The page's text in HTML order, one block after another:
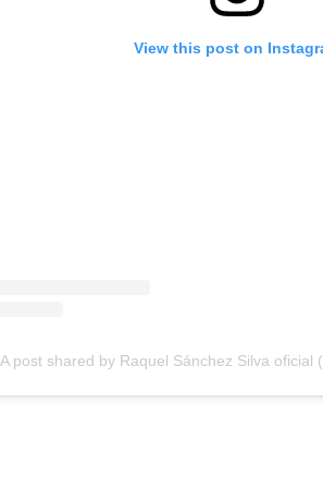
View this post on
A post shared by Raquel Sánchez Silva oficial